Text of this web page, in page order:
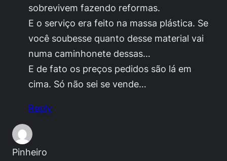
sobrevivem fazendo reformas.
E o serviço era feito na massa plástica. Se
você soubesse quanto desse material vai
numa caminhonete dessas…
E de fato os preços pedidos são lá em
cima. Só não sei se vende…
Reply
Pinheiro